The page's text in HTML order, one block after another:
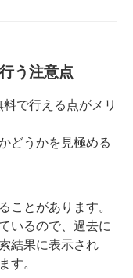
う注意点
で行える点がメリ
どうかを見極める
ことがあります。
いるので、過去に
結果に表示され
。